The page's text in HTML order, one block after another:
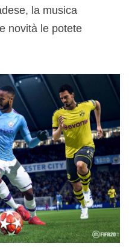
la musica
novità le potete